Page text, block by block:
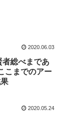
2020.06.03
者総べまであ
こまでのアー
2020.05.24